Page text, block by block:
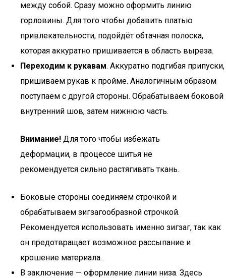
между собой. Сразу можно оформить линию
горловины. Для того чтобы добавить платью
привлекательности, подойдёт обтачная полоска,
которая аккуратно пришивается в область выреза.
Переходим к рукавам. Аккуратно подгибая припуски,
пришиваем рукав к пройме. Аналогичным образом
поступаем с другой стороны. Обрабатываем боковой
внутренний шов, затем нижнюю часть.
Внимание! Для того чтобы избежать
деформации, в процессе шитья не
рекомендуется сильно растягивать ткань.
Боковые стороны соединяем строчкой и
обрабатываем зигзагообразной строчкой.
Рекомендуется использовать именно зигзаг, так как
он предотвращает возможное рассыпание и
крошение материала.
В заключение — оформление линии низа. Здесь